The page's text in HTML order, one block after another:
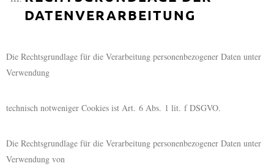
DATENVERARBEITUNG
Die Rechtsgrundlage für die Verarbeitung personenbezogener Daten unter
Verwendung
technisch notweniger Cookies ist Art. 6 Abs. 1 lit. f DSGVO.
Die Rechtsgrundlage für die Verarbeitung personenbezogener Daten unter
Verwendung von